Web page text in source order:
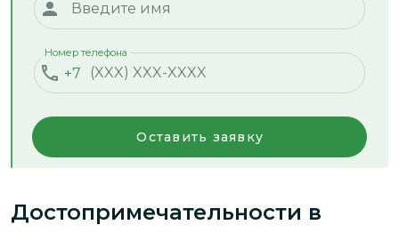
+7
Номер телефона
Оставить заявку
Достопримечательности в